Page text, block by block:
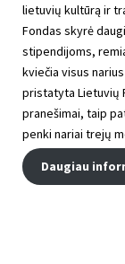
lietuvių kultūrą ir
Fondas skyrė
stipendijoms,
kviečia visus
pristatyta Lietuvių
pranešimai, taip
penki nariai trejų
Daugiau